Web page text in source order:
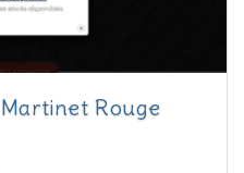
Rouge